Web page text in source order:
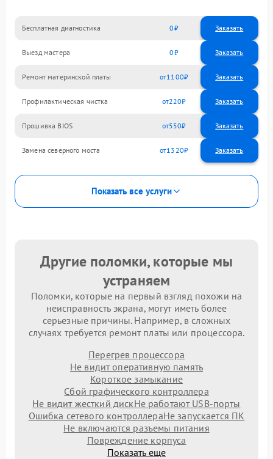
Бесплатная диагностика 0 Заказать
Выезд мастера 0 Заказать
Ремонт материнской платы 1100
Профилактическая чистка 220
Прошивка BIOS 550
Замена северного моста 1320
Показать все услуги
Другие поломки, которые мы
устраняем
Поломки, которые на первый взгляд похожи на
неисправность экрана, могут иметь более
серьезные причины. Например, в сложных
случаях требуется ремонт платы или процессора.
Перегрев процессора
Не видит оперативную память
Короткое замыкание
Сбой графического контроллера
Не видит жесткий дискНе работают USB-порты
Ошибка сетевого контроллераНе запускается ПК
Не включаются разъемы питания
Повреждение корпуса
Показать еще